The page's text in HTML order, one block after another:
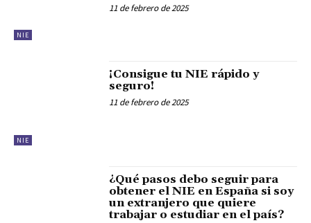
NIE
11 de febrero de 2025
NIE
¡Consigue tu NIE rápido y
seguro!
11 de febrero de 2025
¿Qué pasos debo seguir para
obtener el NIE en España si soy
un extranjero que quiere
trabajar o estudiar en el país?